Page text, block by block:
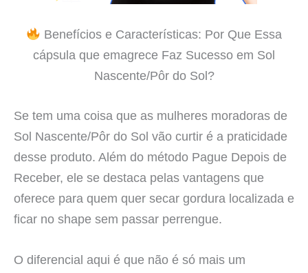
Benefícios e Características: Por Que Essa
cápsula que emagrece Faz Sucesso em Sol
Nascente/Pôr do Sol?
Se tem uma coisa que as mulheres moradoras de
Sol Nascente/Pôr do Sol vão curtir é a praticidade
desse produto. Além do método Pague Depois de
Receber, ele se destaca pelas vantagens que
oferece para quem quer secar gordura localizada e
ficar no shape sem passar perrengue.
O diferencial aqui é que não é só mais um